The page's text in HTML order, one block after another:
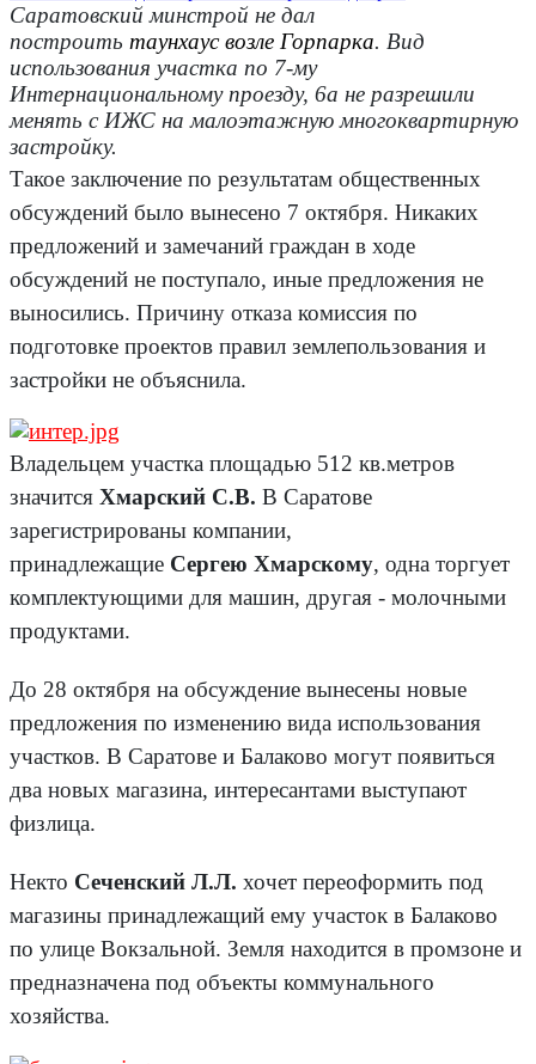
Саратовский минстрой не дал
построить таунхаус возле Горпарка. Вид
использования участка по 7-му
Интернациональному проезду, 6а не разрешили
менять с ИЖС на малоэтажную многоквартирную
застройку.
Такое заключение по результатам общественных
обсуждений было вынесено 7 октября. Никаких
предложений и замечаний граждан в ходе
обсуждений не поступало, иные предложения не
выносились. Причину отказа комиссия по
подготовке проектов правил землепользования и
застройки не объяснила.
Владельцем участка площадью 512 кв.метров
значится Хмарский С.В. В Саратове
зарегистрированы компании,
принадлежащие Сергею Хмарскому, одна торгует
комплектующими для машин, другая - молочными
продуктами.
До 28 октября на обсуждение вынесены новые
предложения по изменению вида использования
участков. В Саратове и Балаково могут появиться
два новых магазина, интересантами выступают
физлица.
Некто Сеченский Л.Л. хочет переоформить под
магазины принадлежащий ему участок в Балаково
по улице Вокзальной. Земля находится в промзоне и
предназначена под объекты коммунального
хозяйства.